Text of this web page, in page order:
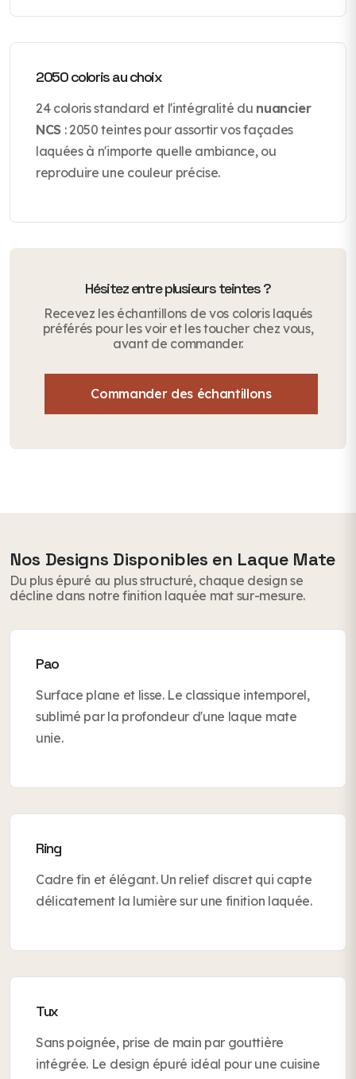
2050 coloris au choix
24 coloris standard et l'intégralité du nuancier
NCS : 2050 teintes pour assortir vos façades
laquées à n'importe quelle ambiance, ou
reproduire une couleur précise.
Hésitez entre plusieurs teintes ?
Recevez les échantillons de vos coloris laqués
préférés pour les voir et les toucher chez vous,
avant de commander.
Commander des échantillons
Nos Designs Disponibles en Laque Mate
Du plus épuré au plus structuré, chaque design se
décline dans notre finition laquée mat sur-mesure.
Pao
Surface plane et lisse. Le classique intemporel,
sublimé par la profondeur d'une laque mate
unie.
Ring
Cadre fin et élégant. Un relief discret qui capte
délicatement la lumière sur une finition laquée.
Tux
Sans poignée, prise de main par gouttière
intégrée. Le design épuré idéal pour une cuisine